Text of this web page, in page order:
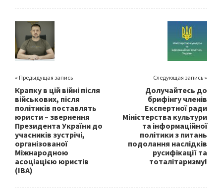
o
o
k
er
« Предыдущая запись
Крапку в цій війні після
військових, після
політиків поставлять
юристи – звернення
Президента України до
учасників зустрічі,
організованої
Міжнародною
асоціацією юристів
(IBA)
Следующая запись »
Долучайтесь до
брифінгу членів
Експертної ради
Міністерства культури
та інформаційної
політики з питань
подолання наслідків
русифікації та
тоталітаризму!